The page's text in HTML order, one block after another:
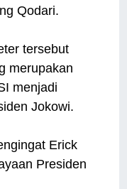
Qodari.
tersebut
merupakan
menjadi
Jokowi.
Erick
Presiden